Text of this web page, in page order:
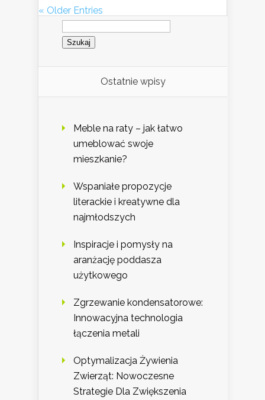
« Older Entries
Szukaj:
Ostatnie wpisy
Meble na raty – jak łatwo
umeblować swoje
mieszkanie?
Wspaniałe propozycje
literackie i kreatywne dla
najmłodszych
Inspiracje i pomysły na
aranżację poddasza
użytkowego
Zgrzewanie kondensatorowe:
Innowacyjna technologia
łączenia metali
Optymalizacja Żywienia
Zwierząt: Nowoczesne
Strategie Dla Zwiększenia